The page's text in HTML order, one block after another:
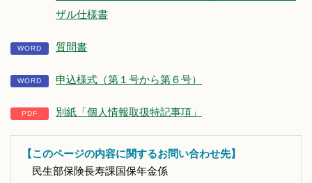
ザル仕様書
質問書
申込様式（第１号から第６号）
別紙「個人情報取扱特記事項」
【このページの内容に関するお問い合わせ先】
民生部保険長寿課国保年金係